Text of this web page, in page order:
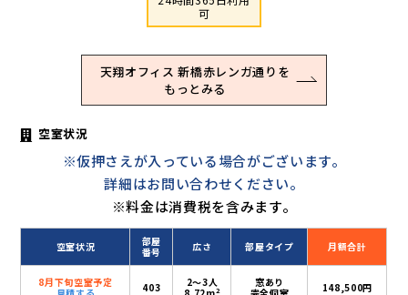
可
天翔オフィス 新橋赤レンガ通りを
もっとみる
空室状況
※仮押さえが入っている場合がございます。
詳細はお問い合わせください。
※料金は消費税を含みます。
空室状況
部屋
番号
広さ 部屋タイプ 月額合計
8月下旬空室予定
403
2〜3人
2
窓あり
148,500円